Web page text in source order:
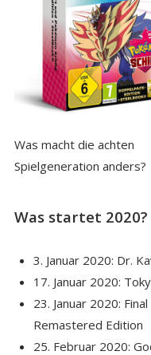
Was macht die achten
Spielgeneration anders?
Was startet 2020?
3. Januar 2020: Dr.
17. Januar 2020:
23. Januar 2020:
Remastered Edition
25. Februar 2020: